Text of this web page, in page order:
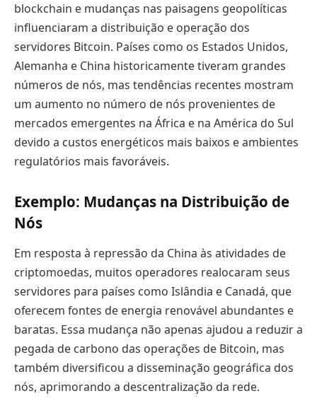
blockchain e mudanças nas paisagens geopolíticas
influenciaram a distribuição e operação dos
servidores Bitcoin. Países como os Estados Unidos,
Alemanha e China historicamente tiveram grandes
números de nós, mas tendências recentes mostram
um aumento no número de nós provenientes de
mercados emergentes na África e na América do Sul
devido a custos energéticos mais baixos e ambientes
regulatórios mais favoráveis.
Exemplo: Mudanças na Distribuição de
Nós
Em resposta à repressão da China às atividades de
criptomoedas, muitos operadores realocaram seus
servidores para países como Islândia e Canadá, que
oferecem fontes de energia renovável abundantes e
baratas. Essa mudança não apenas ajudou a reduzir a
pegada de carbono das operações de Bitcoin, mas
também diversificou a disseminação geográfica dos
nós, aprimorando a descentralização da rede.